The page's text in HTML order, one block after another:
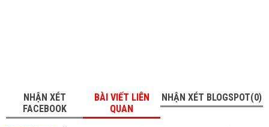
NHẬN XÉT
FACEBOOK
BÀI VIẾT LIÊN
QUAN
NHẬN XÉT BLOGSPOT(0)